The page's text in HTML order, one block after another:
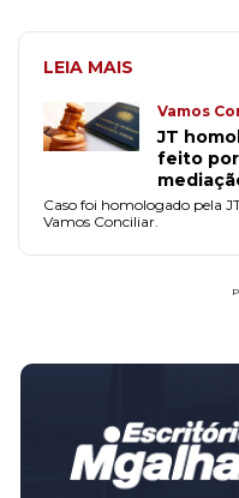
LEIA MAIS
Vamos
JT
feito por
Caso foi homologado pela
Vamos Conciliar.